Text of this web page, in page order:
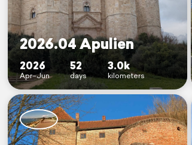
2026.04 Apulien
2026
Apr–Jun
52
days
3.0k
kilometers